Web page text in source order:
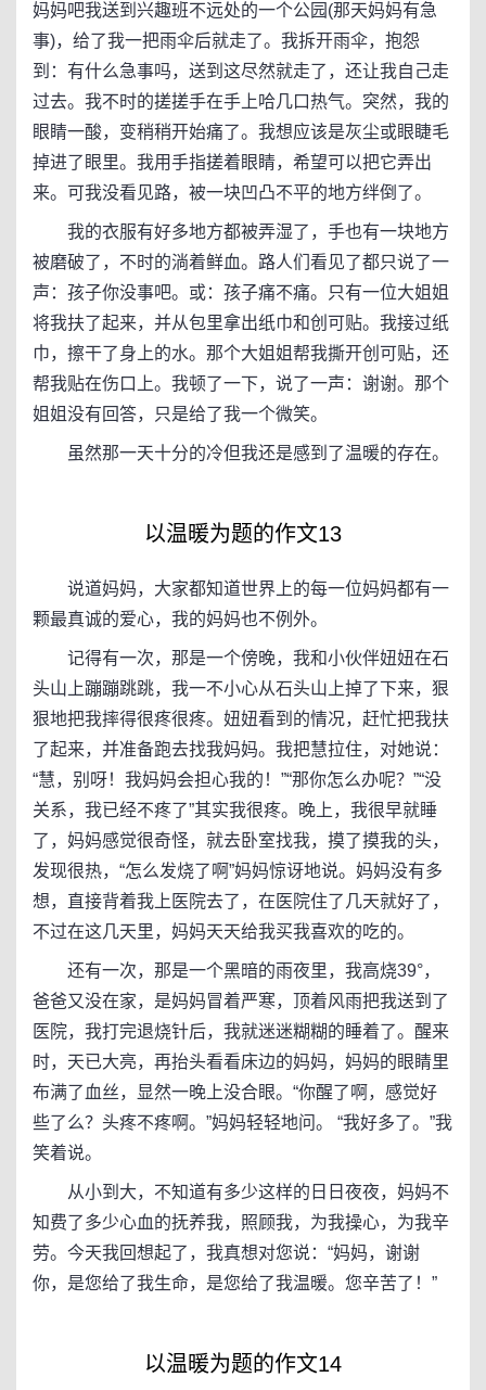
妈妈吧我送到兴趣班不远处的一个公园(那天妈妈有急
事)，给了我一把雨伞后就走了。我拆开雨伞，抱怨
到：有什么急事吗，送到这尽然就走了，还让我自己走
过去。我不时的搓搓手在手上哈几口热气。突然，我的
眼睛一酸，变稍稍开始痛了。我想应该是灰尘或眼睫毛
掉进了眼里。我用手指搓着眼睛，希望可以把它弄出
来。可我没看见路，被一块凹凸不平的地方绊倒了。
我的衣服有好多地方都被弄湿了，手也有一块地方
被磨破了，不时的淌着鲜血。路人们看见了都只说了一
声：孩子你没事吧。或：孩子痛不痛。只有一位大姐姐
将我扶了起来，并从包里拿出纸巾和创可贴。我接过纸
巾，擦干了身上的水。那个大姐姐帮我撕开创可贴，还
帮我贴在伤口上。我顿了一下，说了一声：谢谢。那个
姐姐没有回答，只是给了我一个微笑。
虽然那一天十分的冷但我还是感到了温暖的存在。
以温暖为题的作文13
说道妈妈，大家都知道世界上的每一位妈妈都有一
颗最真诚的爱心，我的妈妈也不例外。
记得有一次，那是一个傍晚，我和小伙伴妞妞在石
头山上蹦蹦跳跳，我一不小心从石头山上掉了下来，狠
狠地把我摔得很疼很疼。妞妞看到的情况，赶忙把我扶
了起来，并准备跑去找我妈妈。我把慧拉住，对她说：
“慧，别呀！我妈妈会担心我的！”“那你怎么办呢？”“没
关系，我已经不疼了”其实我很疼。晚上，我很早就睡
了，妈妈感觉很奇怪，就去卧室找我，摸了摸我的头，
发现很热，“怎么发烧了啊”妈妈惊讶地说。妈妈没有多
想，直接背着我上医院去了，在医院住了几天就好了，
不过在这几天里，妈妈天天给我买我喜欢的吃的。
还有一次，那是一个黑暗的雨夜里，我高烧39°，
爸爸又没在家，是妈妈冒着严寒，顶着风雨把我送到了
医院，我打完退烧针后，我就迷迷糊糊的睡着了。醒来
时，天已大亮，再抬头看看床边的妈妈，妈妈的眼睛里
布满了血丝，显然一晚上没合眼。“你醒了啊，感觉好
些了么？头疼不疼啊。”妈妈轻轻地问。 “我好多了。”我
笑着说。
从小到大，不知道有多少这样的日日夜夜，妈妈不
知费了多少心血的抚养我，照顾我，为我操心，为我辛
劳。今天我回想起了，我真想对您说：“妈妈，谢谢
你，是您给了我生命，是您给了我温暖。您辛苦了！”
以温暖为题的作文14